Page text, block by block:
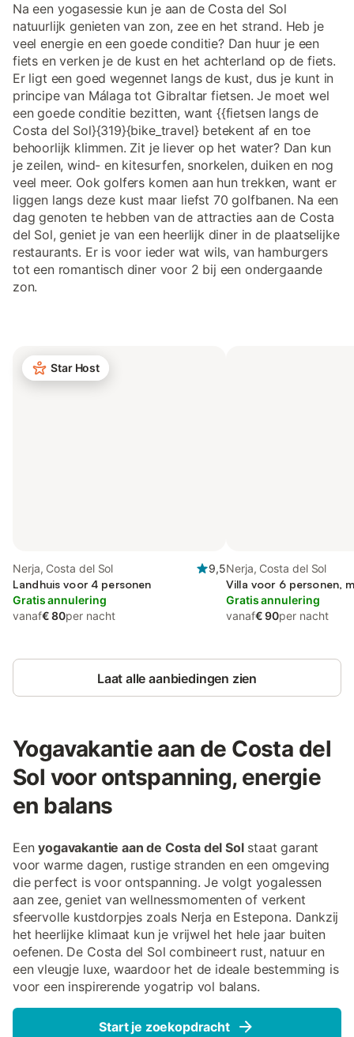
Na een yogasessie kun je aan de Costa del Sol
natuurlijk genieten van zon, zee en het strand. Heb je
veel energie en een goede conditie? Dan huur je een
fiets en verken je de kust en het achterland op de fiets.
Er ligt een goed wegennet langs de kust, dus je kunt in
principe van Málaga tot Gibraltar fietsen. Je moet wel
een goede conditie bezitten, want {{fietsen langs de
Costa del Sol}{319}{bike_travel} betekent af en toe
behoorlijk klimmen. Zit je liever op het water? Dan kun
je zeilen, wind- en kitesurfen, snorkelen, duiken en nog
veel meer. Ook golfers komen aan hun trekken, want er
liggen langs deze kust maar liefst 70 golfbanen. Na een
dag genoten te hebben van de attracties aan de Costa
del Sol, geniet je van een heerlijk diner in de plaatselijke
restaurants. Er is voor ieder wat wils, van hamburgers
tot een romantisch diner voor 2 bij een ondergaande
zon.
Star Host
Nerja, Costa del Sol
9,5
Landhuis voor 4 personen
Gratis annulering
vanaf€ 80per nacht
Nerja, Costa del Sol
Villa voor 6 personen,
Gratis annulering
vanaf€ 90per nacht
Laat alle aanbiedingen zien
Yogavakantie aan de Costa del
Sol voor ontspanning, energie
en balans
Eenyogavakantie aan de Costa del Solstaat garant
voor warme dagen, rustige stranden en een omgeving
die perfect is voor ontspanning. Je volgt yogalessen
aan zee, geniet van wellnessmomenten of verkent
sfeervolle kustdorpjes zoals Nerja en Estepona. Dankzij
het heerlijke klimaat kun je vrijwel het hele jaar buiten
oefenen. De Costa del Sol combineert rust, natuur en
een vleugje luxe, waardoor het de ideale bestemming is
voor een inspirerende yogatrip vol balans.
Start je zoekopdracht